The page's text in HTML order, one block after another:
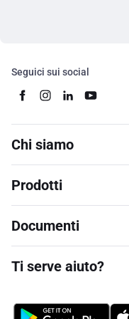
Seguici sui social
Chi siamo
Prodotti
Documenti
Ti serve aiuto?